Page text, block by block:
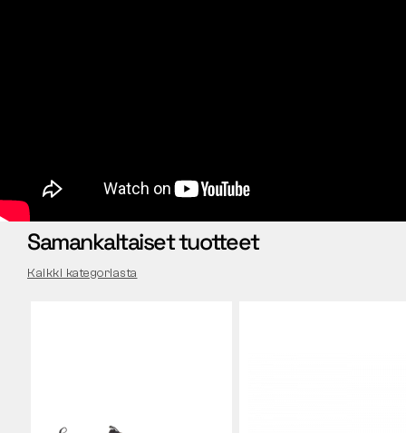
Samankaltaiset tuotteet
Kaikki kategoriasta